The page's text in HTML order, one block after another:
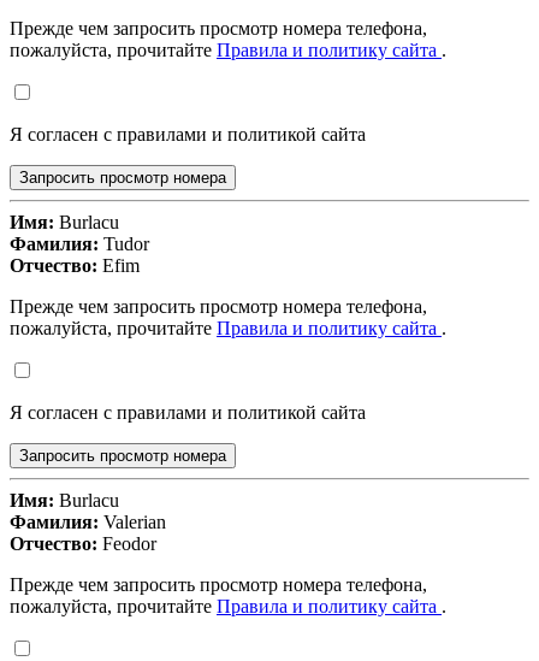
Прежде чем запросить просмотр номера телефона,
пожалуйста, прочитайте Правила и политику сайта .
Я согласен с правилами и политикой сайта
Запросить просмотр номера
Имя: Burlacu
Фамилия: Tudor
Отчество: Efim
Прежде чем запросить просмотр номера телефона,
пожалуйста, прочитайте Правила и политику сайта .
Я согласен с правилами и политикой сайта
Запросить просмотр номера
Имя: Burlacu
Фамилия: Valerian
Отчество: Feodor
Прежде чем запросить просмотр номера телефона,
пожалуйста, прочитайте Правила и политику сайта .